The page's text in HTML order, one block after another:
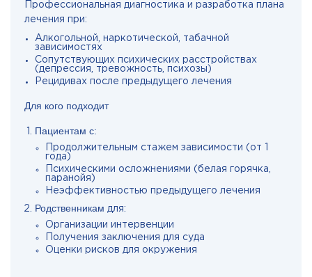
Профессиональная диагностика и разработка плана
лечения при:
Алкогольной, наркотической, табачной
зависимостях
Сопутствующих психических расстройствах
(депрессия, тревожность, психозы)
Рецидивах после предыдущего лечения
Для кого подходит
Пациентам с:
Продолжительным стажем зависимости (от 1
года)
Психическими осложнениями (белая горячка,
паранойя)
Неэффективностью предыдущего лечения
Родственникам для:
Организации интервенции
Получения заключения для суда
Оценки рисков для окружения